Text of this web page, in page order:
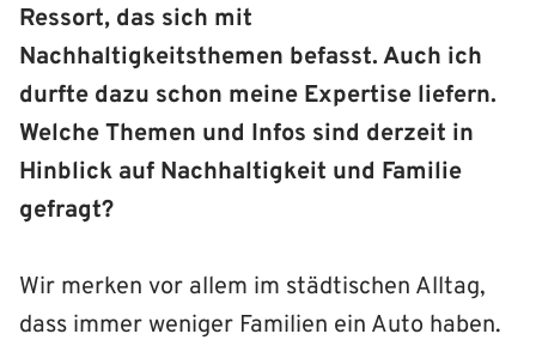
Ressort, das sich mit
Nachhaltigkeitsthemen befasst. Auch ich
durfte dazu schon meine Expertise liefern.
Welche Themen und Infos sind derzeit in
Hinblick auf Nachhaltigkeit und Familie
gefragt?
Wir merken vor allem im städtischen Alltag,
dass immer weniger Familien ein Auto haben.